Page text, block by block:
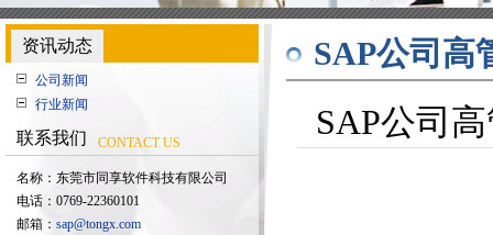
SAP公司高
SAP公司
资讯动态
公司新闻
行业新闻
联系我们 CONTACT US
名称：东莞市同享软件科技有限公司
电话： 0769-22360101
邮箱： sap@tongx.com